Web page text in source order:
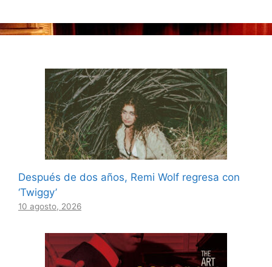
Después de dos años, Remi Wolf regresa con
‘Twiggy’
10 agosto, 2026